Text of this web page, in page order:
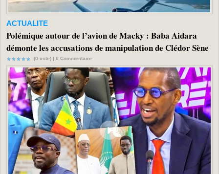
ACTUALITE
Polémique autour de l’avion de Macky : Baba Aidara
démonte les accusations de manipulation de Clédor Sène
(0 vote) | 0 Commentaire